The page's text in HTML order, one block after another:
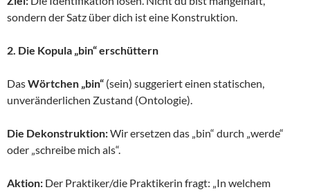
sondern der Satz über dich ist eine Konstruktion.
2. Die Kopula „bin“ erschüttern
DasWörtchen „bin“ (sein) suggeriert einen statischen,
unveränderlichen Zustand (Ontologie).
Die Dekonstruktion:Wir ersetzen das „bin“ durch „werde“
oder „schreibe mich als“.
Aktion: Der Praktiker/die Praktikerin fragt: „In welchem